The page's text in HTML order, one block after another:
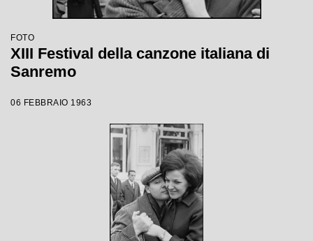
FOTO
XIII Festival della canzone italiana di
Sanremo
06 FEBBRAIO 1963